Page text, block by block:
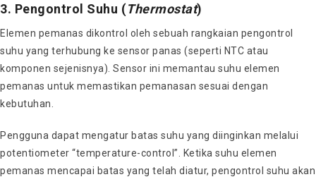
3. Pengontrol Suhu (Thermostat)
Elemen pemanas dikontrol oleh sebuah rangkaian pengontrol
suhu yang terhubung ke sensor panas (seperti NTC atau
komponen sejenisnya). Sensor ini memantau suhu elemen
pemanas untuk memastikan pemanasan sesuai dengan
kebutuhan.
Pengguna dapat mengatur batas suhu yang diinginkan melalui
potentiometer “temperature-control”. Ketika suhu elemen
pemanas mencapai batas yang telah diatur, pengontrol suhu akan